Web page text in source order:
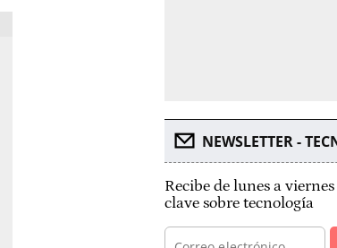
NEWSLETTER -
Recibe de lunes a
clave sobre tecnología